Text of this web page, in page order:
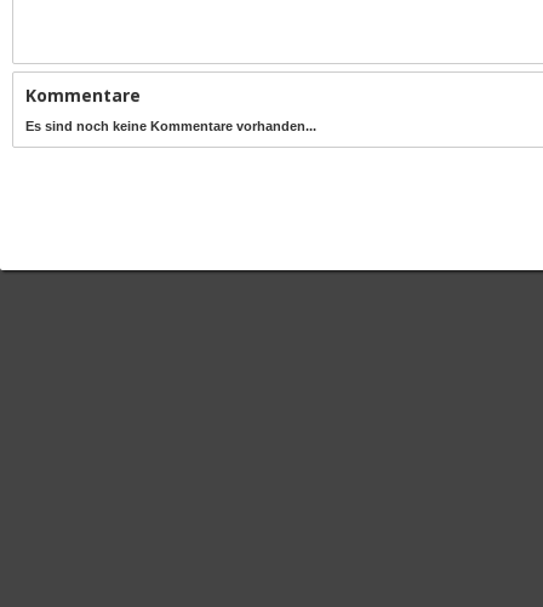
Kommentare
Es sind noch keine Kommentare vorhanden...